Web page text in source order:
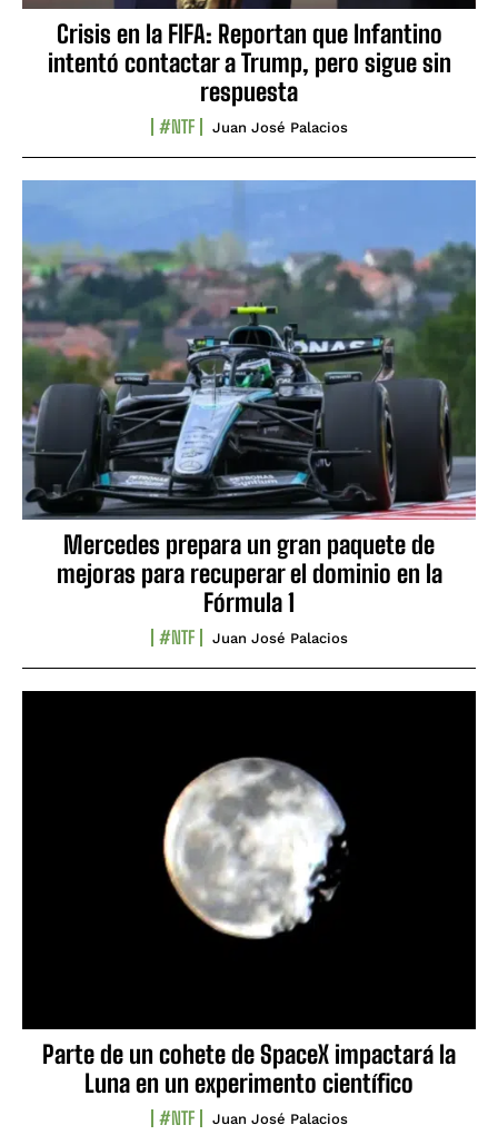
Crisis en la FIFA: Reportan que Infantino
intentó contactar a Trump, pero sigue sin
respuesta
#NTF Juan José Palacios
Mercedes prepara un gran paquete de
mejoras para recuperar el dominio en la
Fórmula 1
#NTF Juan José Palacios
Parte de un cohete de SpaceX impactará la
Luna en un experimento científico
#NTF Juan José Palacios